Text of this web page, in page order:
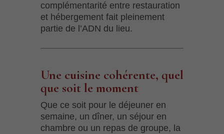
complémentarité entre restauration
et hébergement fait pleinement
partie de l’ADN du lieu.
Une cuisine cohérente, quel
que soit le moment
Que ce soit pour le déjeuner en
semaine, un dîner, un séjour en
chambre ou un repas de groupe, la